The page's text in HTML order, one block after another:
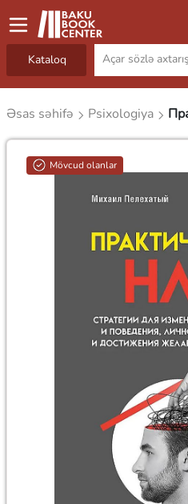
Kataloq
Əsas səhifə Psixologiya
Mövcud olanlar